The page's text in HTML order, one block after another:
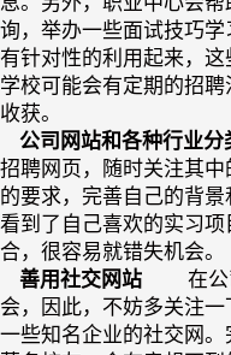
询，举办一些面试技巧
有针对性的利用起来，
学校可能会有定期的招
收获。
公司网站和各种行业分
招聘网页，随时关注其
的要求，完善自己的背
看到了自己喜欢的实习
合，很容易就错失机
善用社交网站 在公司
会，因此，不妨多关注
一些知名企业的社交网